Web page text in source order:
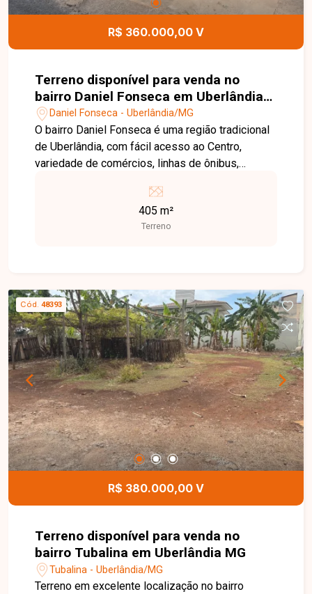
R$ 360.000,00 V
Terreno disponível para venda no
bairro Daniel Fonseca em Uberlândia-
MGDaniel Fonseca - Uberlândia/MG
O bairro Daniel Fonseca é uma região tradicional
de Uberlândia, com fácil acesso ao Centro,
variedade de comércios, linhas de ônibus,
procurada pela sua praticidade no dia a dia. O
terreno possui 405 m², medindo 15 por 27
metros, e conta com construções antigas em
quartos cada. Trata-se de uma opção
interessante para quem busca área ampla com
potencial para reforma ou novo projeto.
405 m²
Terreno
Cód. 48393
R$ 380.000,00 V
Terreno disponível para venda no
bairro Tubalina em Uberlândia MG
Tubalina - Uberlândia/MG
Terreno em excelente localização no bairro